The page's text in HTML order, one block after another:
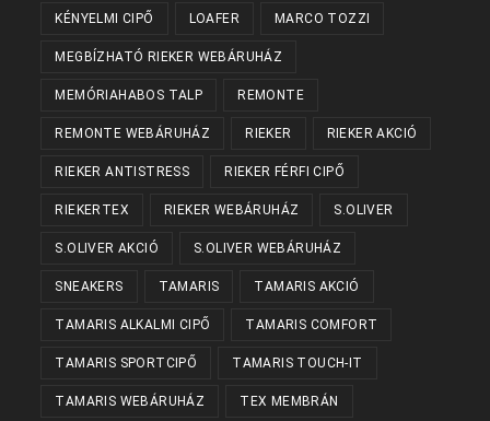
KÉNYELMI CIPŐ LOAFER MARCO TOZZI
MEGBÍZHATÓ RIEKER WEBÁRUHÁZ
MEMÓRIAHABOS TALP REMONTE
REMONTE WEBÁRUHÁZ RIEKER RIEKER AKCIÓ
RIEKER ANTISTRESS RIEKER FÉRFI CIPŐ
RIEKERTEX RIEKER WEBÁRUHÁZ S.OLIVER
S.OLIVER AKCIÓ S.OLIVER WEBÁRUHÁZ
SNEAKERS TAMARIS TAMARIS AKCIÓ
TAMARIS ALKALMI CIPŐ TAMARIS COMFORT
TAMARIS SPORTCIPŐ TAMARIS TOUCH-IT
TAMARIS WEBÁRUHÁZ TEX MEMBRÁN